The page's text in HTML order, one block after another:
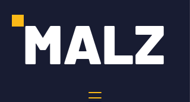
MALZ